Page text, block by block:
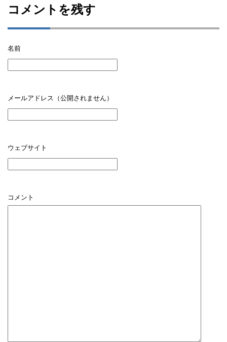
コメントを残す
名前
メールアドレス（公開されません）
ウェブサイト
コメント